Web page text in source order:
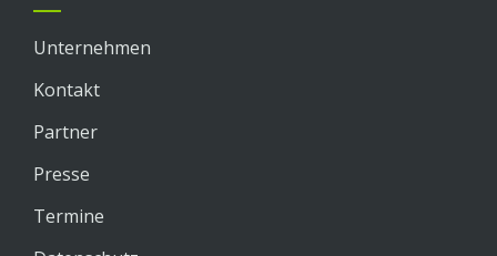
Unternehmen
Kontakt
Partner
Presse
Termine